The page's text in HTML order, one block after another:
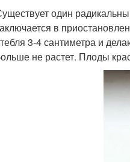
один
в
3-4 сантиметра и
не растет. Плоды